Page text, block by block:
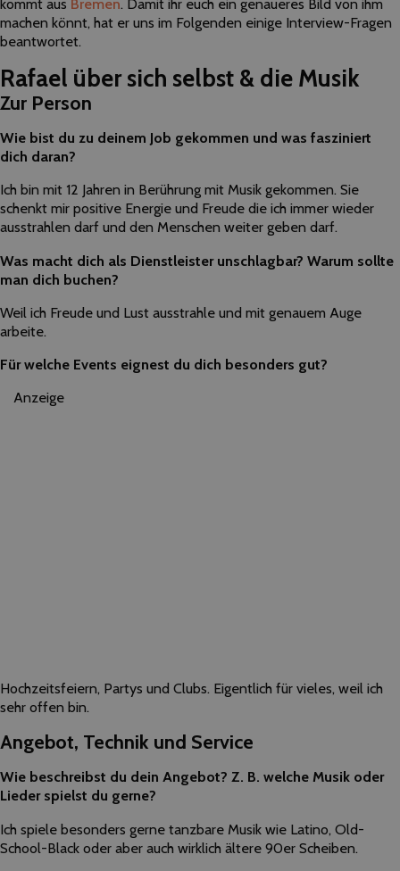
machen könnt, hat er uns im Folgenden einige Interview-Fragen
beantwortet.
Rafael über sich selbst & die Musik
Zur Person
Wie bist du zu deinem Job gekommen und was fasziniert
dich daran?
Ich bin mit 12 Jahren in Berührung mit Musik gekommen. Sie
schenkt mir positive Energie und Freude die ich immer wieder
ausstrahlen darf und den Menschen weiter geben darf.
Was macht dich als Dienstleister unschlagbar? Warum sollte
man dich buchen?
Weil ich Freude und Lust ausstrahle und mit genauem Auge
arbeite.
Für welche Events eignest du dich besonders gut?
Anzeige
Hochzeitsfeiern, Partys und Clubs. Eigentlich für vieles, weil ich
sehr offen bin.
Angebot, Technik und Service
Wie beschreibst du dein Angebot? Z. B. welche Musik oder
Lieder spielst du gerne?
Ich spiele besonders gerne tanzbare Musik wie Latino, Old-
School-Black oder aber auch wirklich ältere 90er Scheiben.